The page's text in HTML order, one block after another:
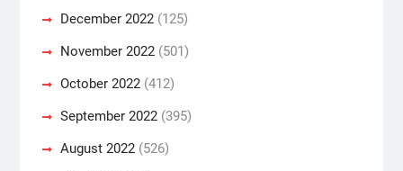
December 2022(125)
November 2022(501)
October 2022(412)
September 2022(395)
August 2022(526)